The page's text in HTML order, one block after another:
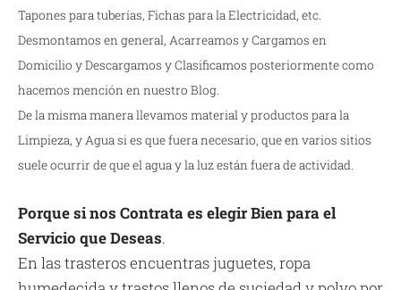
Tapones para tuberías, Fichas para la Electricidad, etc.
Desmontamos en general, Acarreamos y Cargamos en
Domicilio y Descargamos y Clasificamos posteriormente como
hacemos mención en nuestro Blog.
De la misma manera llevamos material y productos para la
Limpieza, y Agua si es que fuera necesario, que en varios sitios
suele ocurrir de que el agua y la luz están fuera de actividad.
Porque si nos Contrata es elegir Bien para el
Servicio que Deseas.
En las trasteros encuentras juguetes, ropa